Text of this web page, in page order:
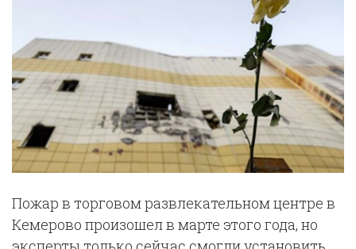
Пожар в торговом развлекательном центре в
Кемерово произошел в марте этого года, но